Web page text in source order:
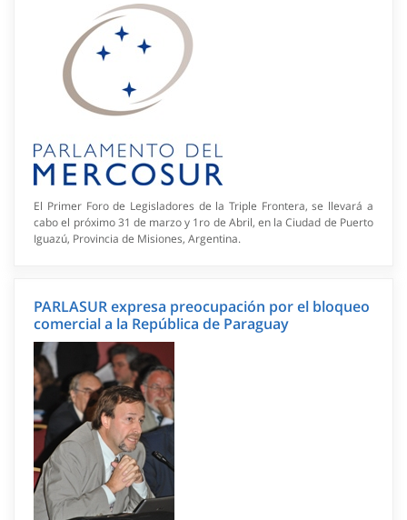
El Primer Foro de Legisladores de la Triple Frontera, se llevará a
cabo el próximo 31 de marzo y 1ro de Abril, en la Ciudad de Puerto
Iguazú, Provincia de Misiones, Argentina.
PARLASUR expresa preocupación por el bloqueo
comercial a la República de Paraguay